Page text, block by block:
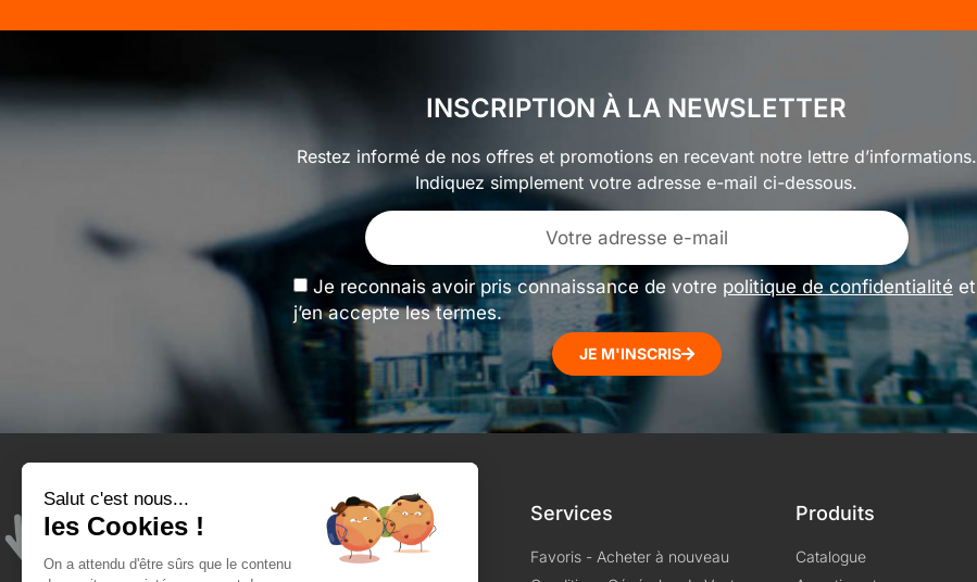
INSCRIPTION À LA NEWSLETTER
Restez informé de nos offres et promotions en recevant notre lettre d’informations.
Indiquez simplement votre adresse e-mail ci-dessous.
Je reconnais avoir pris connaissance de votre politique de confidentialité et
j’en accepte les termes.
JE M'INSCRIS
Tengeance et moi
Qui sommes-nous ?
Services
Favoris - Acheter à nouveau
Produits
Catalogue
Salut c'est nous...
les Cookies !
On a attendu d'être sûrs que le contenu